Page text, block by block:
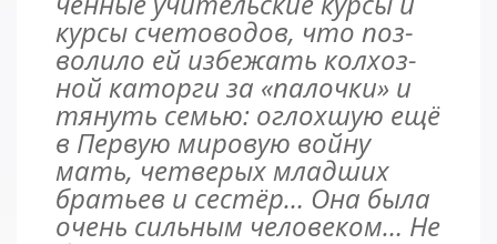
кур­сы сче­то­во­дов, что поз­
во­ли­ло ей из­бе­жать кол­хоз­
ной ка­тор­ги за «па­лоч­ки» и
тя­нуть семью: оглохшую ещё
в Первую мировую войну
мать, четверых младших
братьев и сестёр… Она была
очень сильным человеком… Не